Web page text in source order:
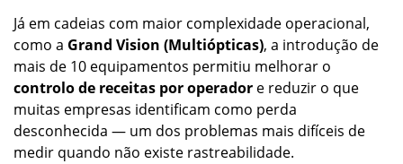
Já em cadeias com maior complexidade operacional,
como a Grand Vision (Multiópticas), a introdução de
mais de 10 equipamentos permitiu melhorar o
controlo de receitas por operador e reduzir o que
muitas empresas identificam como perda
desconhecida — um dos problemas mais difíceis de
medir quando não existe rastreabilidade.